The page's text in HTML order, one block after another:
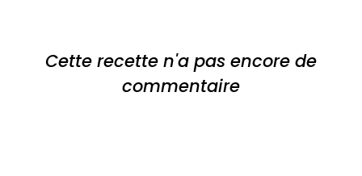
Cette recette n'a pas encore de
commentaire